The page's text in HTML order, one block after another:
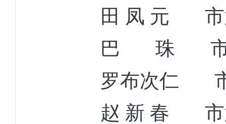
田 凤 元
巴
珠
罗布次仁
赵 新 春